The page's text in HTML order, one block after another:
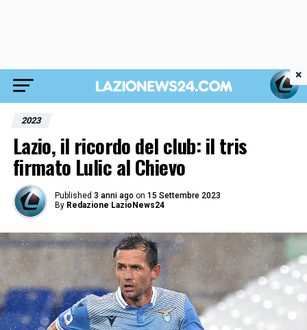
2023
Lazio, il ricordo del club: il tris
firmato Lulic al Chievo
Published 3 anni ago on 15 Settembre 2023
By Redazione LazioNews24
×